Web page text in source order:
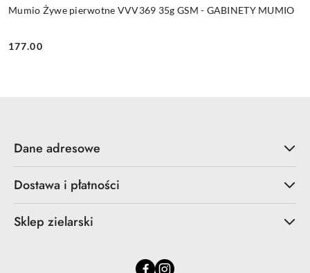
Mumio Żywe pierwotne VVV369 35g GSM - GABINETY MUMIO
Cena:
177.00
Dane adresowe
Dostawa i płatności
Sklep zielarski